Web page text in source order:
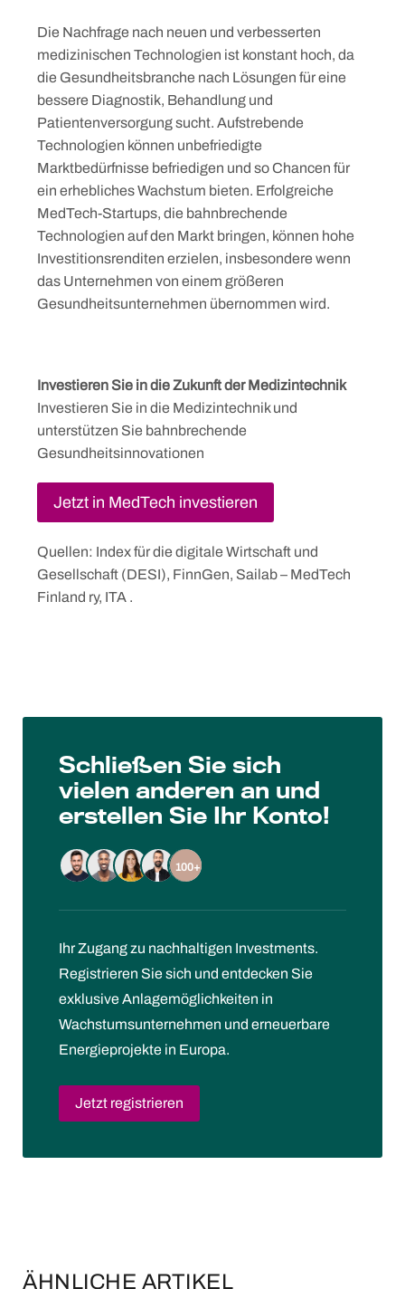
Die Nachfrage nach neuen und verbesserten
medizinischen Technologien ist konstant hoch, da
die Gesundheitsbranche nach Lösungen für eine
bessere Diagnostik, Behandlung und
Patientenversorgung sucht. Aufstrebende
Technologien können unbefriedigte
Marktbedürfnisse befriedigen und so Chancen für
ein erhebliches Wachstum bieten. Erfolgreiche
MedTech-Startups, die bahnbrechende
Technologien auf den Markt bringen, können hohe
Investitionsrenditen erzielen, insbesondere wenn
das Unternehmen von einem größeren
Gesundheitsunternehmen übernommen wird.
Investieren Sie in die Zukunft der Medizintechnik
Investieren Sie in die Medizintechnik und
unterstützen Sie bahnbrechende
Gesundheitsinnovationen
Jetzt in MedTech investieren
Quellen: Index für die digitale Wirtschaft und
Gesellschaft (DESI), FinnGen, Sailab – MedTech
Finland ry, ITA .
Schließen Sie sich
vielen anderen an und
erstellen Sie Ihr Konto!
100+
Ihr Zugang zu nachhaltigen Investments.
Registrieren Sie sich und entdecken Sie
exklusive Anlagemöglichkeiten in
Wachstumsunternehmen und erneuerbare
Energieprojekte in Europa.
Jetzt registrieren
ÄHNLICHE ARTIKEL